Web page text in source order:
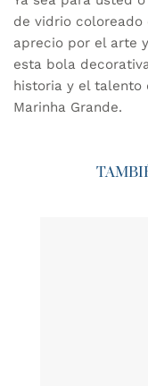
de vidrio coloreado
aprecio por el arte
esta bola
historia y el talento
Marinha Grande.